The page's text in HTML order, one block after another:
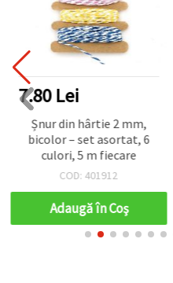
7.80 Lei
Șnur din hârtie 2 mm,
bicolor – set asortat, 6
culori, 5 m fiecare
COD: 401912
Adaugă în Coş